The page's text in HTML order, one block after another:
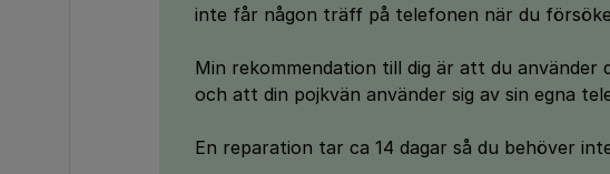
inte får någon träff på telefonen när du
Min rekommendation till dig är att du använder
och att din pojkvän använder sig av sin egna
En reparation tar ca 14 dagar så du behöver